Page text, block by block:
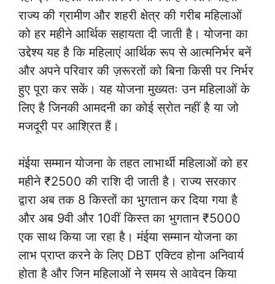
राज्य की ग्रामीण और शहरी क्षेत्र की गरीब महिलाओं
को हर महीने आर्थिक सहायता दी जाती है। योजना का
उद्देश्य यह है कि महिलाएं आर्थिक रूप से आत्मनिर्भर बनें
और अपने परिवार की ज़रूरतों को बिना किसी पर निर्भर
हुए पूरा कर सकें। यह योजना मुख्यतः उन महिलाओं के
लिए है जिनकी आमदनी का कोई स्रोत नहीं है या जो
मजदूरी पर आश्रित हैं।
मंईया सम्मान योजना के तहत लाभार्थी महिलाओं को हर
महीने ₹2500 की राशि दी जाती है। राज्य सरकार
द्वारा अब तक 8 किस्तों का भुगतान कर दिया गया है
और अब 9वी और 10वीं किस्त का भुगतान ₹5000
एक साथ किया जा रहा है। मंईया सम्मान योजना का
लाभ प्राप्त करने के लिए DBT एक्टिव होना अनिवार्य
होता है और जिन महिलाओं ने समय से आवेदन किया